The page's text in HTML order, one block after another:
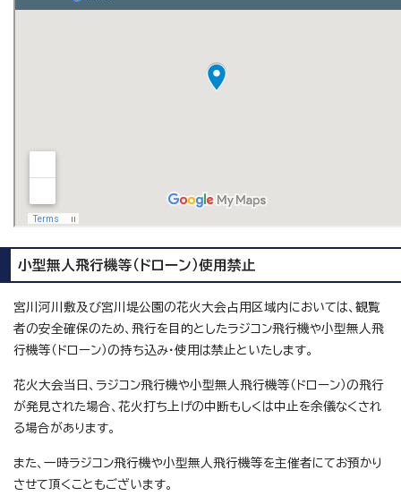
小型無人飛行機等（ドローン）使用禁止
宮川河川敷及び宮川堤公園の花火大会占用区域内においては、観覧
者の安全確保のため、飛行を目的としたラジコン飛行機や小型無人飛
行機等（ドローン）の持ち込み・使用は禁止といたします。
花火大会当日、ラジコン飛行機や小型無人飛行機等（ドローン）の飛行
が発見された場合、花火打ち上げの中断もしくは中止を余儀なくされ
る場合があります。
また、一時ラジコン飛行機や小型無人飛行機等を主催者にてお預かり
させて頂くこともございます。